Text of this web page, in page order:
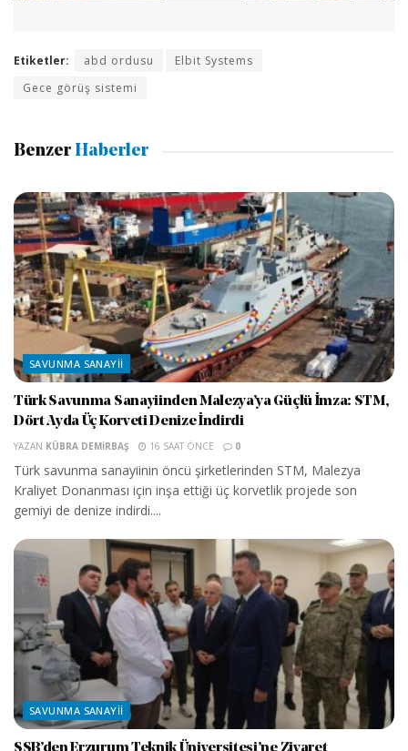
Etiketler: abd ordusu
Elbit Systems
Gece görüş sistemi
Benzer Haberler
SAVUNMA SANAYII
Türk Savunma Sanayiinden Malezya’ya Güçlü İmza: STM,
Dört Ayda Üç Korveti Denize İndirdi
YAZAN KÜBRA DEMIRBAŞ 16 SAAT ÖNCE 0
Türk savunma sanayiinin öncü şirketlerinden STM, Malezya
Kraliyet Donanması için inşa ettiği üç korvetlik projede son
gemiyi de denize indirdi....
SAVUNMA SANAYII